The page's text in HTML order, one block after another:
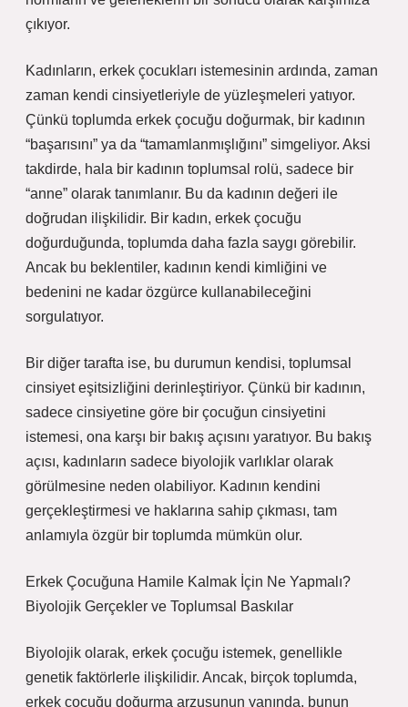
çıkıyor.
Kadınların, erkek çocukları istemesinin ardında, zaman
zaman kendi cinsiyetleriyle de yüzleşmeleri yatıyor.
Çünkü toplumda erkek çocuğu doğurmak, bir kadının
“başarısını” ya da “tamamlanmışlığını” simgeliyor. Aksi
takdirde, hala bir kadının toplumsal rolü, sadece bir
“anne” olarak tanımlanır. Bu da kadının değeri ile
doğrudan ilişkilidir. Bir kadın, erkek çocuğu
doğurduğunda, toplumda daha fazla saygı görebilir.
Ancak bu beklentiler, kadının kendi kimliğini ve
bedenini ne kadar özgürce kullanabileceğini
sorgulatıyor.
Bir diğer tarafta ise, bu durumun kendisi, toplumsal
cinsiyet eşitsizliğini derinleştiriyor. Çünkü bir kadının,
sadece cinsiyetine göre bir çocuğun cinsiyetini
istemesi, ona karşı bir bakış açısını yaratıyor. Bu bakış
açısı, kadınların sadece biyolojik varlıklar olarak
görülmesine neden olabiliyor. Kadının kendini
gerçekleştirmesi ve haklarına sahip çıkması, tam
anlamıyla özgür bir toplumda mümkün olur.
Erkek Çocuğuna Hamile Kalmak İçin Ne Yapmalı?
Biyolojik Gerçekler ve Toplumsal Baskılar
Biyolojik olarak, erkek çocuğu istemek, genellikle
genetik faktörlerle ilişkilidir. Ancak, birçok toplumda,
erkek çocuğu doğurma arzusunun yanında, bunun